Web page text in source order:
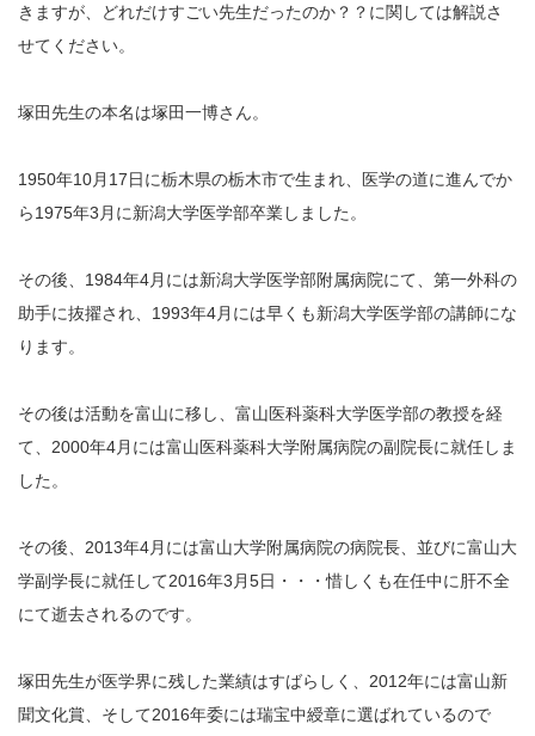
きますが、どれだけすごい先生だったのか？？に関しては解説さ
せてください。
塚田先生の本名は塚田一博さん。
1950年10月17日に栃木県の栃木市で生まれ、医学の道に進んでか
ら1975年3月に新潟大学医学部卒業しました。
その後、1984年4月には新潟大学医学部附属病院にて、第一外科の
助手に抜擢され、1993年4月には早くも新潟大学医学部の講師にな
ります。
その後は活動を富山に移し、富山医科薬科大学医学部の教授を経
て、2000年4月には富山医科薬科大学附属病院の副院長に就任しま
した。
その後、2013年4月には富山大学附属病院の病院長、並びに富山大
学副学長に就任して2016年3月5日・・・惜しくも在任中に肝不全
にて逝去されるのです。
塚田先生が医学界に残した業績はすばらしく、2012年には富山新
聞文化賞、そして2016年委には瑞宝中綬章に選ばれているので